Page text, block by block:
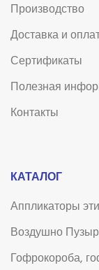
Производство
Доставка и
Сертификаты
Полезная
Контакты
КАТАЛОГ
Аппликаторы
Воздушно
Гофрокороба,